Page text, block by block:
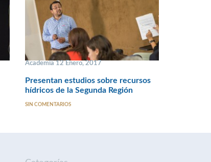
Academia 12 Enero, 2017
Presentan estudios sobre recursos
hídricos de la Segunda Región
SIN COMENTARIOS